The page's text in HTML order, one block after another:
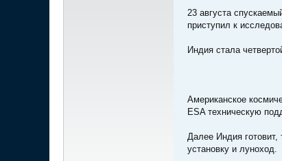
23 августа
приступил к
Индия стала
Американское
ESA техническую
Далее Индия
установку и луноход.